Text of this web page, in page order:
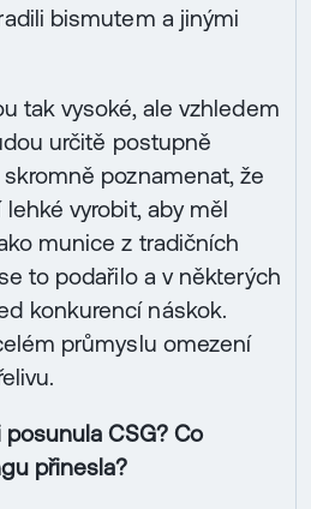
bismutem a jinými
tak vysoké, ale vzhledem
určitě postupně
poznamenat, že
vyrobit, aby měl
munice z tradičních
to podařilo a v některých
konkurencí náskok.
průmyslu omezení
CSG? Co
přinesla?